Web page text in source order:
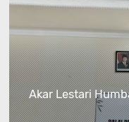
Akar Lestari